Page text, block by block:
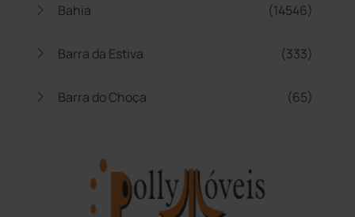
Bahia (14546)
Barra da Estiva (333)
Barra do Choça (65)
Bom Jesus da Lapa